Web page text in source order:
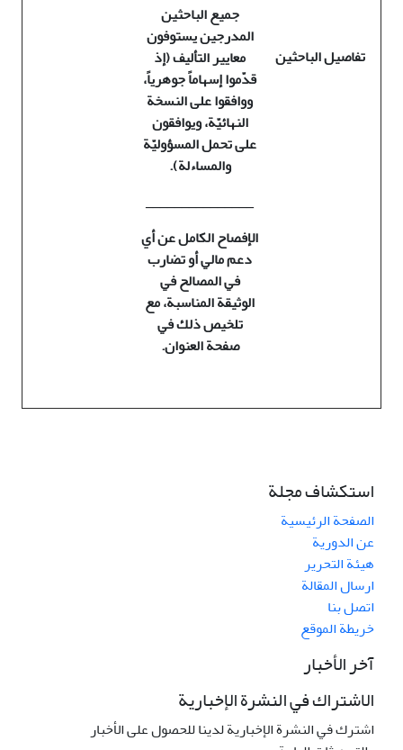
تفاصيل الباحثين
جميع الباحثين
المدرجين يستوفون
معايير التأليف (إذ
قدّموا إسهاماً جوهرياً،
ووافقوا على النسخة
النهائيّة، ويوافقون
على تحمل المسؤوليّة
والمساءلة).
_______________
الإفصاح الكامل عن أي
دعم مالي أو تضارب
في المصالح في
الوثيقة المناسبة، مع
تلخيص ذلك في
صفحة العنوان.
استكشاف مجلة
الصفحة الرئيسية
عن الدورية
هيئة التحرير
ارسال المقالة
اتصل بنا
خريطة الموقع
آخر الأخبار
الاشتراك في النشرة الإخبارية
اشترك في النشرة الإخبارية لدينا للحصول على الأخبار